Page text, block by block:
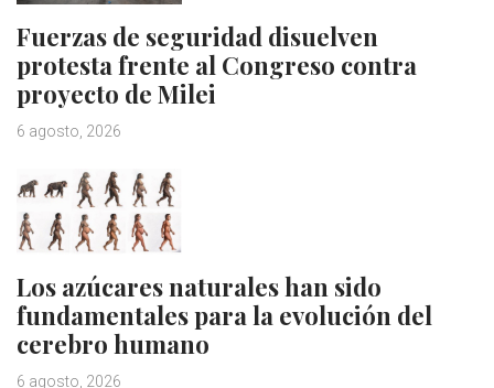
Fuerzas de seguridad disuelven
protesta frente al Congreso contra
proyecto de Milei
6 agosto, 2026
Los azúcares naturales han sido
fundamentales para la evolución del
cerebro humano
6 agosto, 2026